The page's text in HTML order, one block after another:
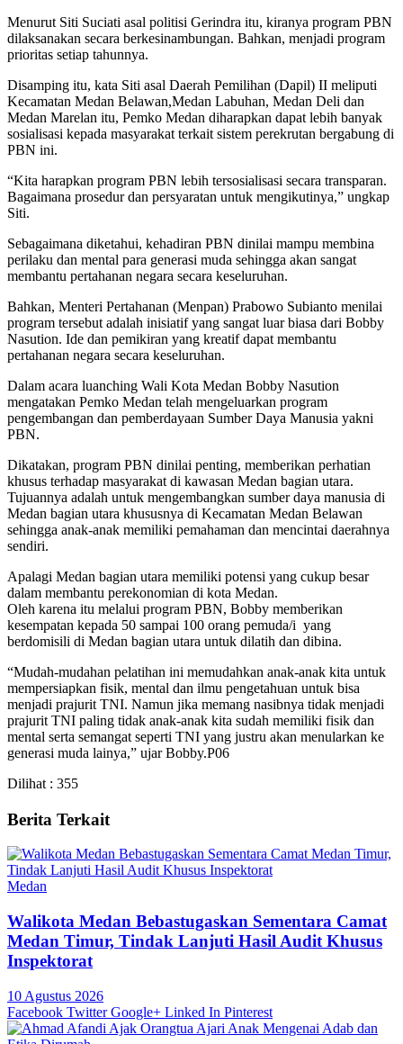
Menurut Siti Suciati asal politisi Gerindra itu, kiranya program PBN
dilaksanakan secara berkesinambungan. Bahkan, menjadi program
prioritas setiap tahunnya.
Disamping itu, kata Siti asal Daerah Pemilihan (Dapil) II meliputi
Kecamatan Medan Belawan,Medan Labuhan, Medan Deli dan
Medan Marelan itu, Pemko Medan diharapkan dapat lebih banyak
sosialisasi kepada masyarakat terkait sistem perekrutan bergabung di
PBN ini.
“Kita harapkan program PBN lebih tersosialisasi secara transparan.
Bagaimana prosedur dan persyaratan untuk mengikutinya,” ungkap
Siti.
Sebagaimana diketahui, kehadiran PBN dinilai mampu membina
perilaku dan mental para generasi muda sehingga akan sangat
membantu pertahanan negara secara keseluruhan.
Bahkan, Menteri Pertahanan (Menpan) Prabowo Subianto menilai
program tersebut adalah inisiatif yang sangat luar biasa dari Bobby
Nasution. Ide dan pemikiran yang kreatif dapat membantu
pertahanan negara secara keseluruhan.
Dalam acara luanching Wali Kota Medan Bobby Nasution
mengatakan Pemko Medan telah mengeluarkan program
pengembangan dan pemberdayaan Sumber Daya Manusia yakni
PBN.
Dikatakan, program PBN dinilai penting, memberikan perhatian
khusus terhadap masyarakat di kawasan Medan bagian utara.
Tujuannya adalah untuk mengembangkan sumber daya manusia di
Medan bagian utara khususnya di Kecamatan Medan Belawan
sehingga anak-anak memiliki pemahaman dan mencintai daerahnya
sendiri.
Apalagi Medan bagian utara memiliki potensi yang cukup besar
dalam membantu perekonomian di kota Medan.
Oleh karena itu melalui program PBN, Bobby memberikan
kesempatan kepada 50 sampai 100 orang pemuda/i yang
berdomisili di Medan bagian utara untuk dilatih dan dibina.
“Mudah-mudahan pelatihan ini memudahkan anak-anak kita untuk
mempersiapkan fisik, mental dan ilmu pengetahuan untuk bisa
menjadi prajurit TNI. Namun jika memang nasibnya tidak menjadi
prajurit TNI paling tidak anak-anak kita sudah memiliki fisik dan
mental serta semangat seperti TNI yang justru akan menularkan ke
generasi muda lainya,” ujar Bobby.P06
Dilihat : 355
Berita Terkait
Medan
Walikota Medan Bebastugaskan Sementara Camat
Medan Timur, Tindak Lanjuti Hasil Audit Khusus
Inspektorat
10 Agustus 2026
Facebook Twitter Google+ Linked In Pinterest